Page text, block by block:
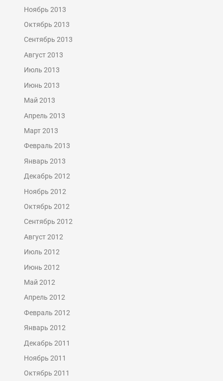
Ноябрь 2013
Октябрь 2013
Сентябрь 2013
Август 2013
Июль 2013
Июнь 2013
Май 2013
Апрель 2013
Март 2013
Февраль 2013
Январь 2013
Декабрь 2012
Ноябрь 2012
Октябрь 2012
Сентябрь 2012
Август 2012
Июль 2012
Июнь 2012
Май 2012
Апрель 2012
Февраль 2012
Январь 2012
Декабрь 2011
Ноябрь 2011
Октябрь 2011